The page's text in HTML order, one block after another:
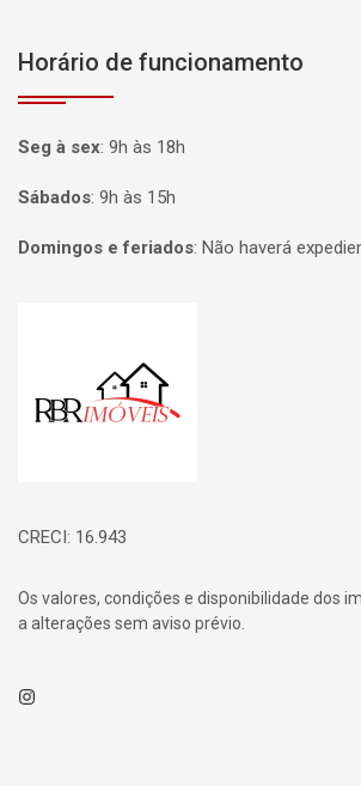
Horário de funcionamento
Seg à sex: 9h às 18h
Sábados: 9h às 15h
Domingos e feriados: Não haverá
CRECI: 16.943
Os valores, condições e disponibilidade dos
a alterações sem aviso prévio.
Instagram